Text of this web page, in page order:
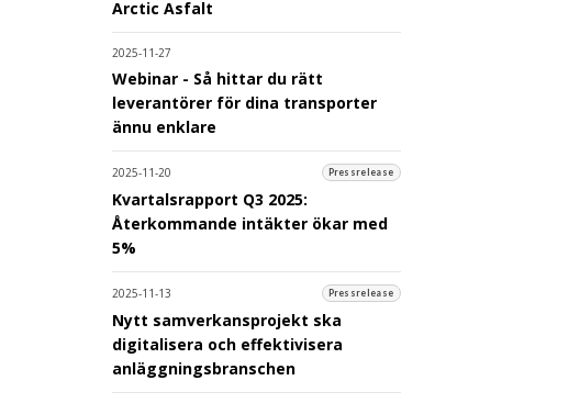
Arctic Asfalt
2025-11-27
Webinar - Så hittar du rätt
leverantörer för dina transporter
ännu enklare
2025-11-20 Pressrelease
Kvartalsrapport Q3 2025:
Återkommande intäkter ökar med
5%
2025-11-13 Pressrelease
Nytt samverkansprojekt ska
digitalisera och effektivisera
anläggningsbranschen